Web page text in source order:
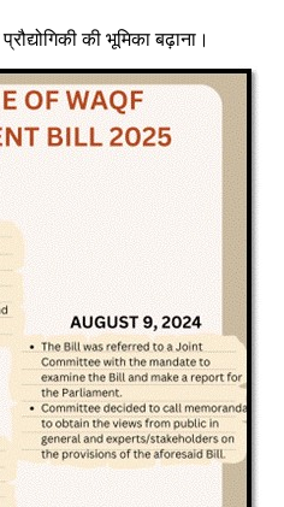
प्रौद्योगिकी की भूमिका बढ़ाना।